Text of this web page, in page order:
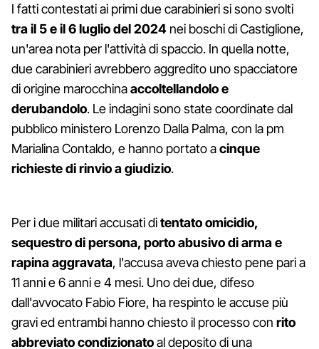
I fatti contestati ai primi due carabinieri si sono svolti
tra il 5 e il 6 luglio del 2024 nei boschi di Castiglione,
un'area nota per l'attività di spaccio. In quella notte,
due carabinieri avrebbero aggredito uno spacciatore
di origine marocchinaaccoltellandolo e
derubandolo. Le indagini sono state coordinate dal
pubblico ministero Lorenzo Dalla Palma, con la pm
Marialina Contaldo, e hanno portato acinque
richieste di rinvio a giudizio.
Per i due militari accusati ditentato omicidio,
sequestro di persona, porto abusivo di arma e
rapina aggravata, l'accusa aveva chiesto pene pari a
11 anni e 6 anni e 4 mesi. Uno dei due, difeso
dall'avvocato Fabio Fiore, ha respinto le accuse più
gravi ed entrambi hanno chiesto il processo con rito
abbreviato condizionatoal deposito di una